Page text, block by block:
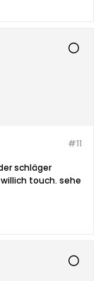
#11
schläger
touch. sehe